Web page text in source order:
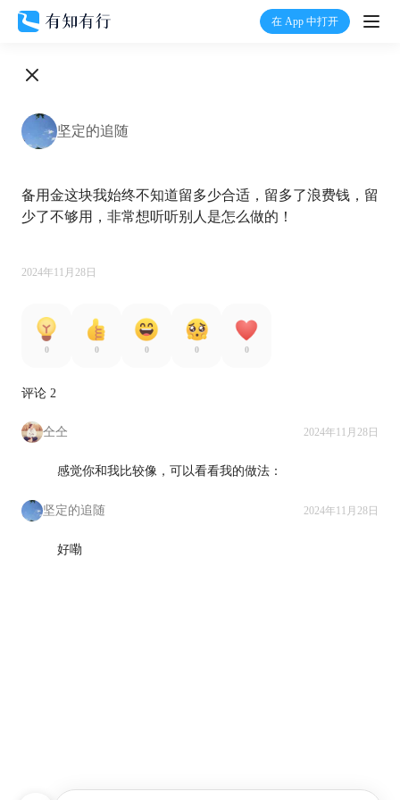
在 App 中打开
打
有行
坚定的追随
备用金这块我始终不知道留多少合适，留多了浪费钱，留
少了不够用，非常想听听别人是怎么做的！
2024年11月28日
0 0 0 0 0
评论 2
仝仝 2024年11月28日
感觉你和我比较像，可以看看我的做法：
坚定的追随 2024年11月28日
好嘞